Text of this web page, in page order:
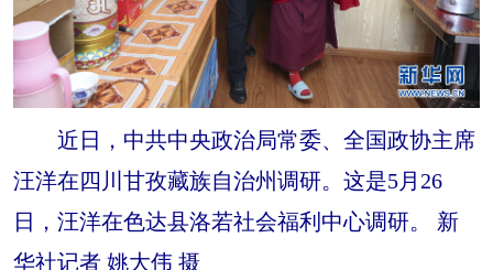
近日，中共中央政治局常委、全国政协主席
汪洋在四川甘孜藏族自治州调研。这是5月26
日，汪洋在色达县洛若社会福利中心调研。 新
华社记者 姚大伟 摄